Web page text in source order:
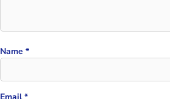
Name *